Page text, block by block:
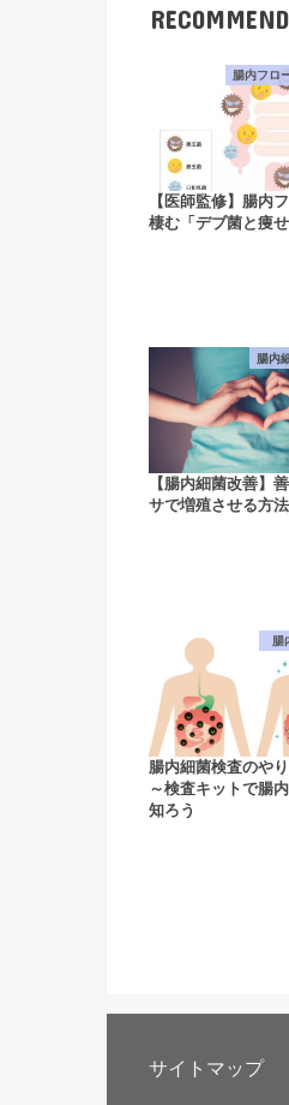
RECOMMEND
腸内フロ
【医師監修】腸内
棲む「デブ菌と痩せ
腸内
【腸内細菌改善】
サで増殖させる方
腸
腸内細菌検査のや
～検査キットで腸
知ろう
サイトマップ